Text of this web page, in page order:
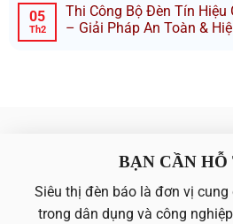
05
Th2
Thi Công Bộ Đèn Tín
– Giải Pháp An Toàn &
BẠN CẦN HỖ
Siêu thị đèn báo là đơn vị
trong dân dụng và công